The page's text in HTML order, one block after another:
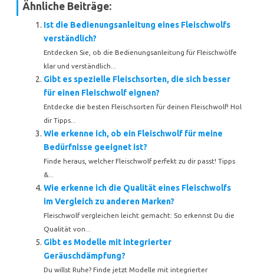
Ähnliche Beiträge:
Ist die Bedienungsanleitung eines Fleischwolfs
verständlich?
Entdecken Sie, ob die Bedienungsanleitung für Fleischwölfe
klar und verständlich...
Gibt es spezielle Fleischsorten, die sich besser
für einen Fleischwolf eignen?
Entdecke die besten Fleischsorten für deinen Fleischwolf! Hol
dir Tipps...
Wie erkenne ich, ob ein Fleischwolf für meine
Bedürfnisse geeignet ist?
Finde heraus, welcher Fleischwolf perfekt zu dir passt! Tipps
&...
Wie erkenne ich die Qualität eines Fleischwolfs
im Vergleich zu anderen Marken?
Fleischwolf vergleichen leicht gemacht: So erkennst Du die
Qualität von...
Gibt es Modelle mit integrierter
Geräuschdämpfung?
Du willst Ruhe? Finde jetzt Modelle mit integrierter